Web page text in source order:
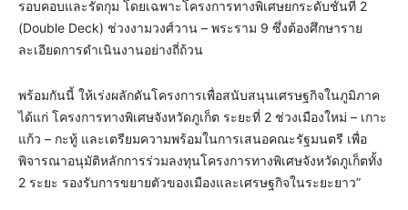
รอบคอบและรัดกุม โดยเฉพาะโครงการทางพิเศษยกระดับชั้นที่ 2
(Double Deck) ช่วงงามวงศ์วาน – พระราม 9 ซึ่งต้องศึกษาราย
ละเอียดการดำเนินงานอย่างถี่ถ้วน
พร้อมกันนี้ ให้เร่งผลักดันโครงการเพื่อสนับสนุนเศรษฐกิจในภูมิภาค
ได้แก่ โครงการทางพิเศษจังหวัดภูเก็ต ระยะที่ 2 ช่วงเมืองใหม่ – เกาะ
แก้ว – กะทู้ และเตรียมความพร้อมในการเสนอคณะรัฐมนตรี เพื่อ
พิจารณาอนุมัติหลักการร่วมลงทุนโครงการทางพิเศษจังหวัดภูเก็ตทั้ง
2 ระยะ รองรับการขยายตัวของเมืองและเศรษฐกิจในระยะยาว”